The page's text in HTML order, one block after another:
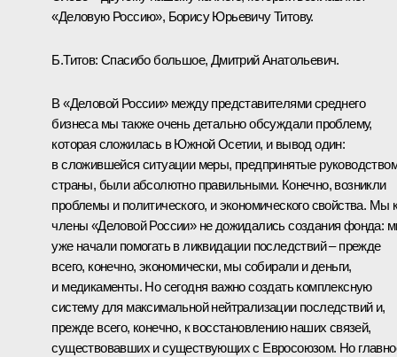
«Деловую Россию», Борису Юрьевичу Титову.
Б.Титов: Спасибо большое, Дмитрий Анатольевич.
В «Деловой России» между представителями среднего
бизнеса мы также очень детально обсуждали проблему,
которая сложилась в Южной Осетии, и вывод один:
в сложившейся ситуации меры, предпринятые
страны, были абсолютно правильными. Конечно, возникли
проблемы и политического, и экономического свойства. Мы
члены «Деловой России» не дожидались создания фонда:
уже начали помогать в ликвидации последствий – прежде
всего, конечно, экономически, мы собирали и деньги,
и медикаменты. Но сегодня важно создать комплексную
систему для максимальной нейтрализации последствий и,
прежде всего, конечно, к восстановлению наших связей,
существовавших и существующих с Евросоюзом. Но